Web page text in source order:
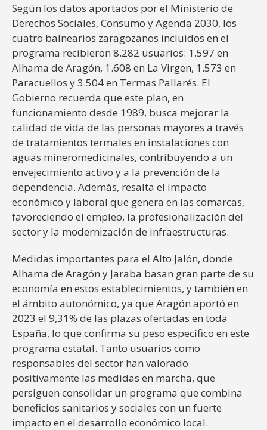
Según los datos aportados por el Ministerio de
Derechos Sociales, Consumo y Agenda 2030, los
cuatro balnearios zaragozanos incluidos en el
programa recibieron 8.282 usuarios: 1.597 en
Alhama de Aragón, 1.608 en La Virgen, 1.573 en
Paracuellos y 3.504 en Termas Pallarés. El
Gobierno recuerda que este plan, en
funcionamiento desde 1989, busca mejorar la
calidad de vida de las personas mayores a través
de tratamientos termales en instalaciones con
aguas mineromedicinales, contribuyendo a un
envejecimiento activo y a la prevención de la
dependencia. Además, resalta el impacto
económico y laboral que genera en las comarcas,
favoreciendo el empleo, la profesionalización del
sector y la modernización de infraestructuras.
Medidas importantes para el Alto Jalón, donde
Alhama de Aragón y Jaraba basan gran parte de su
economía en estos establecimientos, y también en
el ámbito autonómico, ya que Aragón aportó en
2023 el 9,31% de las plazas ofertadas en toda
España, lo que confirma su peso específico en este
programa estatal. Tanto usuarios como
responsables del sector han valorado
positivamente las medidas en marcha, que
persiguen consolidar un programa que combina
beneficios sanitarios y sociales con un fuerte
impacto en el desarrollo económico local.